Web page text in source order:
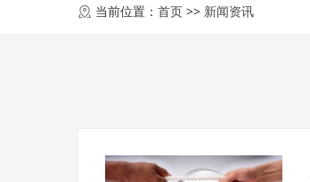
当前位置： 首页 >> 新闻资讯